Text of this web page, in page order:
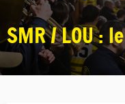
SMR / LOU :